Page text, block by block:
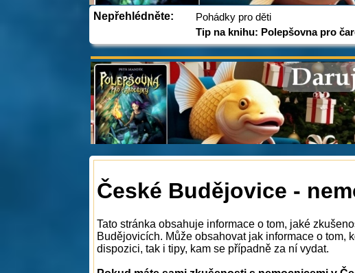
Nepřehlédněte:
Pohádky pro děti
Tip na knihu: Polepšovna pro
České Budějovice -
Tato stránka obsahuje informace o tom, jaké
Budějovicích. Může obsahovat jak informace o tom,
dispozici, tak i tipy, kam se případně za ní vydat.